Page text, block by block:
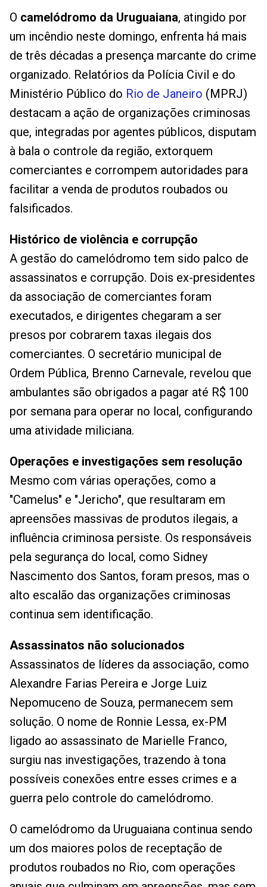
O camelódromo da Uruguaiana, atingido por
um incêndio neste domingo, enfrenta há mais
de três décadas a presença marcante do crime
organizado. Relatórios da Polícia Civil e do
Ministério Público do Rio de Janeiro (MPRJ)
destacam a ação de organizações criminosas
que, integradas por agentes públicos, disputam
à bala o controle da região, extorquem
comerciantes e corrompem autoridades para
facilitar a venda de produtos roubados ou
falsificados.
Histórico de violência e corrupção
A gestão do camelódromo tem sido palco de
assassinatos e corrupção. Dois ex-presidentes
da associação de comerciantes foram
executados, e dirigentes chegaram a ser
presos por cobrarem taxas ilegais dos
comerciantes. O secretário municipal de
Ordem Pública, Brenno Carnevale, revelou que
ambulantes são obrigados a pagar até R$ 100
por semana para operar no local, configurando
uma atividade miliciana.
Operações e investigações sem resolução
Mesmo com várias operações, como a
"Camelus" e "Jericho", que resultaram em
apreensões massivas de produtos ilegais, a
influência criminosa persiste. Os responsáveis
pela segurança do local, como Sidney
Nascimento dos Santos, foram presos, mas o
alto escalão das organizações criminosas
continua sem identificação.
Assassinatos não solucionados
Assassinatos de líderes da associação, como
Alexandre Farias Pereira e Jorge Luiz
Nepomuceno de Souza, permanecem sem
solução. O nome de Ronnie Lessa, ex-PM
ligado ao assassinato de Marielle Franco,
surgiu nas investigações, trazendo à tona
possíveis conexões entre esses crimes e a
guerra pelo controle do camelódromo.
O camelódromo da Uruguaiana continua sendo
um dos maiores polos de receptação de
produtos roubados no Rio, com operações